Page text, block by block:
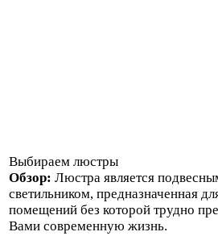
Выбираем люстры
Обзор: Люстра является
светильником, предназначенная
помещений без которой трудно
Вами современную жизнь.